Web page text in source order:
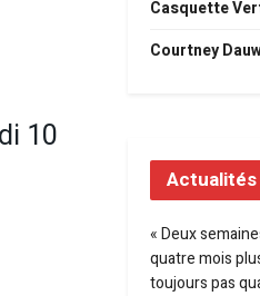
10
Casquette
Courtney
« Deux
quatre mois
toujours pas